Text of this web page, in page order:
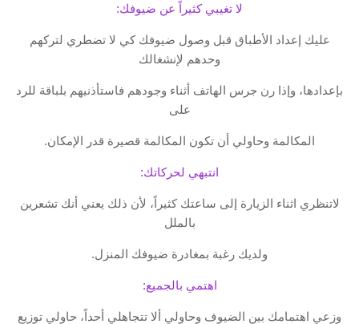
لا تغيبي كثيراً عن ضيوفك:
عليك إعداد الأطباق قبل وصول ضيوفك كي لا تضطري لتركهم
وحدهم لإنشغالك
بإعدادها، وإذا رن جرس الهاتف أثناء وجودهم فاستأذنيهم بلباقة للرد
على
المكالمة وحاولي أن تكون المكالمة قصيرة قدر الإمكان.
انتبهي لحركاتك:
لاتنظري اثناء الزيارة إلى ساعتك كثيراً، لأن ذلك يعني أنك تشعرين
بالملل
ولديك رغبة بمغادرة ضيوفك المنزل.
اهتمي بالجميع:
وزعي اهتمامك بين الضيوف وحاولي ألا تتجاهلي أحداً، حاولي توزيع